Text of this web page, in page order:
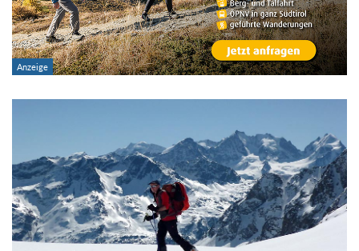
Art der Tour:
bis
Kondition (Tourdauer):
von
bis
Suchbegriff: